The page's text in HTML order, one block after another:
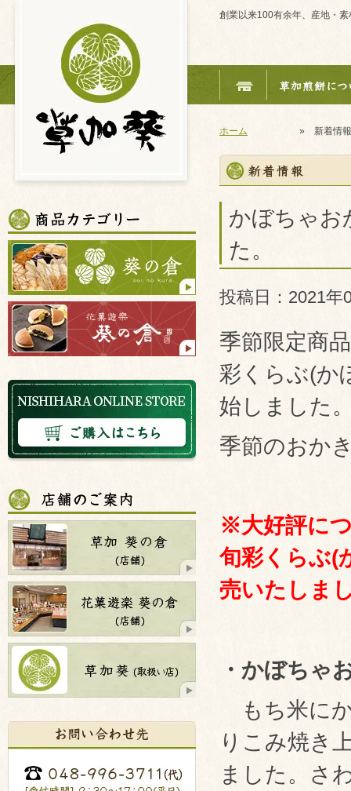
創業以来100有余年、産地・
ホーム » 新着情
かぼちゃお
た。
投稿日：2021年
季節限定商
彩くらぶ(か
始しました
季節のおか
※大好評に
旬彩くらぶ(
売いたしま
・かぼちゃ
もち米に
りこみ焼き
ました。さ